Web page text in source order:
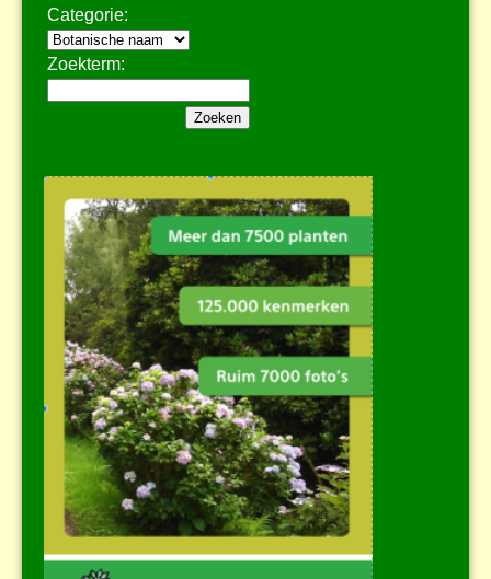
Categorie:
Zoekterm: